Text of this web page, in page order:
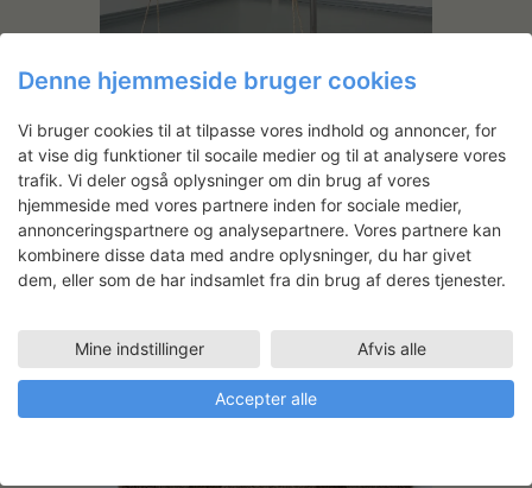
Detalje af værket ‘Forager’
Denne hjemmeside bruger cookies
Vi bruger cookies til at tilpasse vores indhold og annoncer, for
at vise dig funktioner til socaile medier og til at analysere vores
trafik. Vi deler også oplysninger om din brug af vores
hjemmeside med vores partnere inden for sociale medier,
annonceringspartnere og analysepartnere. Vores partnere kan
kombinere disse data med andre oplysninger, du har givet
dem, eller som de har indsamlet fra din brug af deres tjenester.
Mine indstillinger Afvis alle
Accepter alle